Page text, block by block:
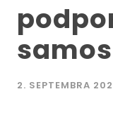
2. SEPTEMBRA